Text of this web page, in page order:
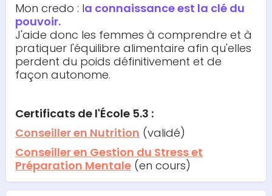
Mon credo : la connaissance est la clé du
pouvoir.
J'aide donc les femmes à comprendre et à
pratiquer l'équilibre alimentaire afin qu'elles
perdent du poids définitivement et de
façon autonome.
Certificats de l'École 5.3 :
Conseiller en Nutrition (validé)
Conseiller en Gestion du Stress et
Préparation Mentale (en cours)